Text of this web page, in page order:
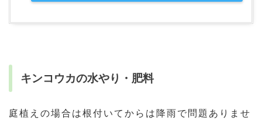
キンコウカの水やり・肥料
庭植えの場合は根付いてからは降雨で問題ありませ